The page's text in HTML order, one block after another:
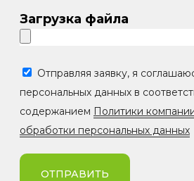
Загрузка файла
Отправляя заявку, я
персональных данных в
содержанием Политики
обработки персональных данных
ОТПРАВИТЬ